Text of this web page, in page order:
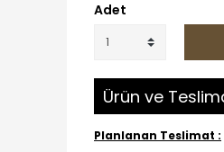
Adet
Ürün ve
Planlanan Teslimat :